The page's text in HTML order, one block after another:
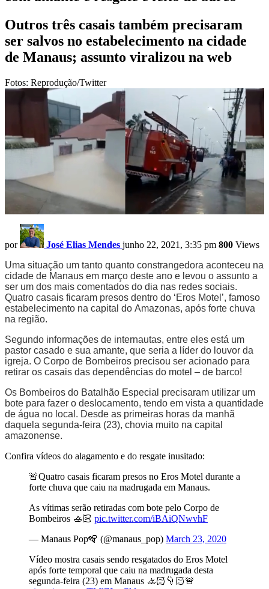
Outros três casais também precisaram
ser salvos no estabelecimento na cidade
de Manaus; assunto viralizou na web
Fotos: Reprodução/Twitter
por José Elias Mendes junho 22, 2021, 3:35 pm 800 Views
Uma situação um tanto quanto constrangedora aconteceu na
cidade de Manaus em março deste ano e levou o assunto a
ser um dos mais comentados do dia nas redes sociais.
Quatro casais ficaram presos dentro do ‘Eros Motel’, famoso
estabelecimento na capital do Amazonas, após forte chuva
na região.
Segundo informações de internautas, entre eles está um
pastor casado e sua amante, que seria a líder do louvor da
igreja. O Corpo de Bombeiros precisou ser acionado para
retirar os casais das dependências do motel – de barco!
Os Bombeiros do Batalhão Especial precisaram utilizar um
bote para fazer o deslocamento, tendo em vista a quantidade
de água no local. Desde as primeiras horas da manhã
daquela segunda-feira (23), chovia muito na capital
amazonense.
Confira vídeos do alagamento e do resgate inusitado:
🚨Quatro casais ficaram presos no Eros Motel durante a
forte chuva que caiu na madrugada em Manaus.
As vítimas serão retiradas com bote pelo Corpo de
Bombeiros 🚣🏻 pic.twitter.com/iBAiQNwvhF
— Manaus Pop🪇 (@manaus_pop) March 23, 2020
Vídeo mostra casais sendo resgatados do Eros Motel
após forte temporal que caiu na madrugada desta
segunda-feira (23) em Manaus 🚣🏻👇🏻🚨